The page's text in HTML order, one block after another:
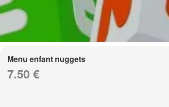
Menu enfant nuggets
7.50 €